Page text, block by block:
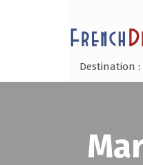
Destination